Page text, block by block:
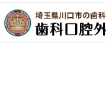
コ
ン
テ
ナ
ビ
ゲ